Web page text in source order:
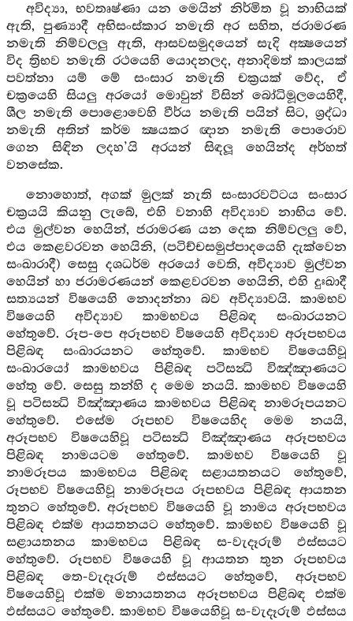
අවිද්‍යා, භවතෘෂ්ණා යන මෙයින් නිර්මිත වූ නාභියක්
ඇති, පුණ්‍යාදී අභිසංස්කාර නමැති අර සහිත, ජරාමරණ
නමැති නිම්වලලු ඇති, ආසවසමුදයෙන් සැදි අක්‍ෂයෙන්
විද ත්‍රිභව නමැති රථයෙහි යොදනලද, අනාදිමත් කාලයක්
පවත්නා යම් මේ සංසාර නමැති චක්‍රයක් වේද, ඒ
චක්‍රයෙහි සියලු අරයෝ මොවුන් විසින් බෝධිමූලයෙහිදී,
ශීල නමැති පොළොවෙහි වීර්ය නමැති පයින් සිට, ශ්‍රද්ධා
නමැති අතින් කර්ම ක්‍ෂයකර ඥාන නමැති පොරොව
ගෙන සිඳින ලදහ’යි අරයන් සිඳලූ හෙයින්ද අර්හත්
වනසේක.
නොහොත්, අගක් මුලක් නැති සංසාරවට්ටය සංසාර
චක්‍රයයි කියනු ලැබේ, එහි වනාහි අවිද්‍යාව නාභිය වේ.
එය මුල්වන හෙයින්, ජරාමරණ යන දෙක නිම්වලලු වේ,
එය කෙළවරවන හෙයිනි, (පටිච්චසමුප්පාදයෙහි දැක්වෙන
සංඛාරාදී) සෙසු දශධර්ම අරයෝ වෙති, අවිද්‍යාව මුල්වන
හෙයින් හා ජරාමරණයන් කෙළවරවන හෙයිනි, එහි දුඃඛාදී
සත්‍යයන් විෂයෙහි නොදන්නා බව අවිද්‍යාවයි. කාමභව
විෂයෙහි අවිද්‍යාව කාමභවය පිළිබඳ සංඛාරයනට
හේතුවේ. රූප-පෙ අරූපභව විෂයෙහි අවිද්‍යාව අරූපභවය
පිළිබඳ සංඛාරයනට හේතුවේ. කාමභව විෂයෙහිවූ
සංඛාරයෝ කාමභවය පිළිබඳ පටිසන්‍ධි විඤ්ඤාණයට
හේතු වේ. සෙසු තන්හි ද මෙම නයයි. කාමභව විෂයෙහි
වූ පටිසන්‍ධි විඤ්ඤාණය කාමභවය පිළිබඳ නාමරූපයනට
හේතුවේ. එසේම රූපභව විෂයෙහිද මෙම නයයි,
අරූපභව විෂයෙහිවූ පටිසන්‍ධි විඤ්ඤාණය අරූපභවය
පිළිබඳ නාමයටම හේතුවේ. කාමභව විෂයෙහි වූ
නාමරූපය කාමභවය පිළිබඳ සළායතනයට හේතුවේ,
රූපභව විෂයෙහිවූ නාමරූපය රූපභවය පිළිබඳ ආයතන
තුනට හේතුවේ. අරූපභව විෂයෙහි වූ නාමය අරූපභවය
පිළිබඳ එක්ම ආයතනයට හේතුවේ. කාමභව විෂයෙහි වූ
සළායතනය කාමභවය පිළිබඳ ස-වැදෑරුම් ඵස්සයට
හේතුවේ. රූපභව විෂයෙහි වූ ආයතන තුන රූපභවය
පිළිබඳ තෙ-වැදෑරුම් ඵස්සයට හේතුවේ, අරූපභව
විෂයෙහිවූ එක්ම මනායතනය අරූපභවය පිළිබඳ එක්ම
ඵස්සයට හේතුවේ. කාමභව විෂයෙහිවූ ස-වැදෑරුම් ඵස්සය